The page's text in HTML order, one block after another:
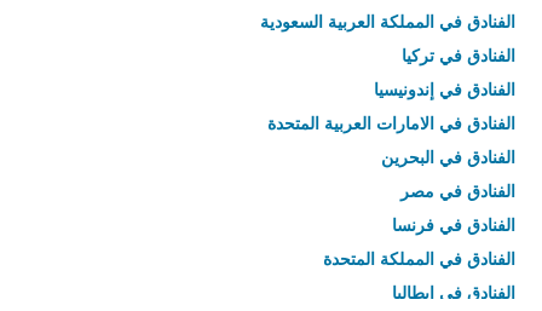
الفنادق في المملكة العربية السعودية
الفنادق في تركيا
الفنادق في إندونيسيا
الفنادق في الامارات العربية المتحدة
الفنادق في البحرين
الفنادق في مصر
الفنادق في فرنسا
الفنادق في المملكة المتحدة
الفنادق في إيطاليا